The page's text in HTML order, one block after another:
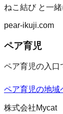
ねこ結びと一緒
pear-ikuji.com
ペア育児
ペア育児の入口
ペア育児の地域
株式会社Mycat